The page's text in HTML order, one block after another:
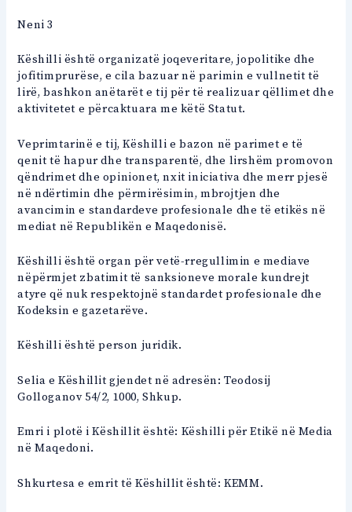
Neni 3
Këshilli është organizatë joqeveritare, jopolitike dhe
jofitimprurëse, e cila bazuar në parimin e vullnetit të
lirë, bashkon anëtarët e tij për të realizuar qëllimet dhe
aktivitetet e përcaktuara me këtë Statut.
Veprimtarinë e tij, Këshilli e bazon në parimet e të
qenit të hapur dhe transparentë, dhe lirshëm promovon
qëndrimet dhe opinionet, nxit iniciativa dhe merr pjesë
në ndërtimin dhe përmirësimin, mbrojtjen dhe
avancimin e standardeve profesionale dhe të etikës në
mediat në Republikën e Maqedonisë.
Këshilli është organ për vetë-rregullimin e mediave
nëpërmjet zbatimit të sanksioneve morale kundrejt
atyre që nuk respektojnë standardet profesionale dhe
Kodeksin e gazetarëve.
Këshilli është person juridik.
Selia e Këshillit gjendet në adresën: Teodosij
Golloganov 54/2, 1000, Shkup.
Emri i plotë i Këshillit është: Këshilli për Etikë në Media
në Maqedoni.
Shkurtesa e emrit të Këshillit është: KEMM.